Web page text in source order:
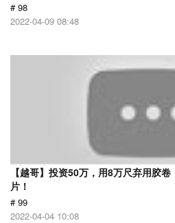
# 98
2022-04-09 08:48
【越哥】投资50万，用8万尺弃用胶
片！
# 99
2022-04-04 10:08